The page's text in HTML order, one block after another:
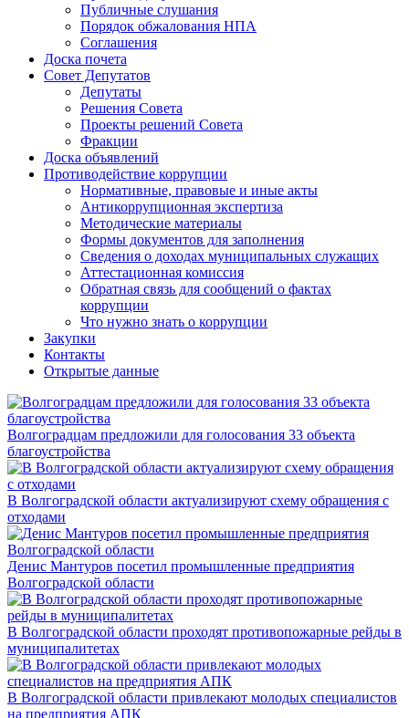
Публичные слушания
Порядок обжалования НПА
Соглашения
Доска почета
Совет Депутатов
Депутаты
Решения Совета
Проекты решений Совета
Фракции
Доска объявлений
Противодействие коррупции
Нормативные, правовые и иные акты
Антикоррупционная экспертиза
Методические материалы
Формы документов для заполнения
Сведения о доходах муниципальных служащих
Аттестационная комиссия
Обратная связь для сообщений о фактах
коррупции
Что нужно знать о коррупции
Закупки
Контакты
Открытые данные
Волгоградцам предложили для голосования 33 объекта
благоустройства
В Волгоградской области актуализируют схему обращения с
отходами
Денис Мантуров посетил промышленные предприятия
Волгоградской области
В Волгоградской области проходят противопожарные рейды в
муниципалитетах
В Волгоградской области привлекают молодых специалистов
на предприятия АПК